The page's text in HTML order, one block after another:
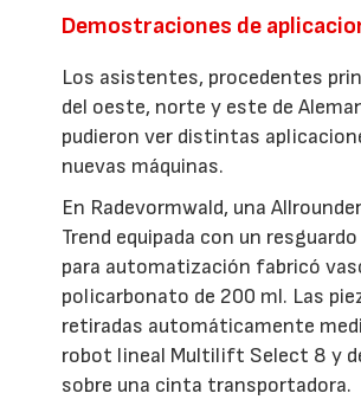
Demostraciones de
Los asistentes, procedentes
del oeste, norte y este de
pudieron ver distintas
nuevas máquinas.
En Radevormwald, una
Trend equipada con un
para automatización fabricó
policarbonato de 200 ml. Las
retiradas automáticamente
robot lineal Multilift Select 8 y
sobre una cinta transportadora.